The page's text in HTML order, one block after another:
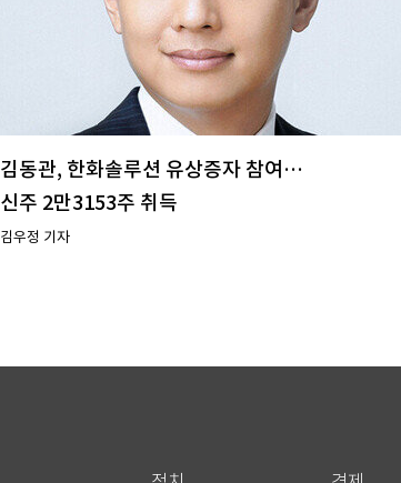
김동관, 한화솔루션 유상증자 참여…
신주 2만3153주 취득
김우정 기자